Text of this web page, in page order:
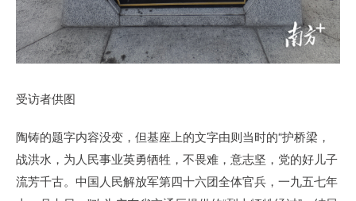
受访者供图
陶铸的题字内容没变，但基座上的文字由则当时的“护桥梁，
战洪水，为人民事业英勇牺牲，不畏难，意志坚，党的好儿子
流芳千古。中国人民解放军第四十六团全体官兵，一九五七年